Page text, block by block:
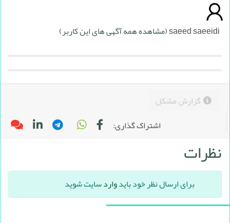
saeed saeeidi(مشاهده همه آگهی های این کاربر)
گزارش مشکل
اشتراک گذاری:
نظرات
برای ارسال نظر خود بایدواردسایت شوید